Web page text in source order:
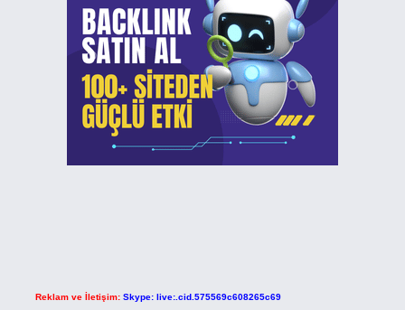
Reklam ve İletişim: Skype: live:.cid.575569c608265c69